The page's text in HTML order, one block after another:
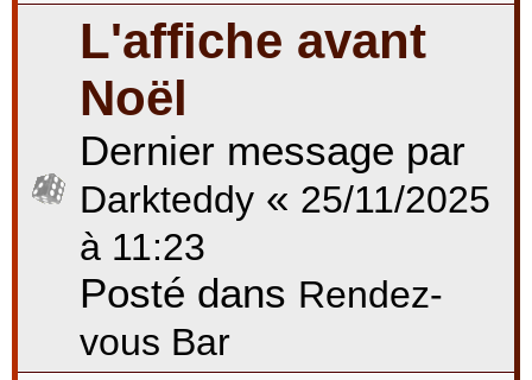
L'affiche avant
Noël
Dernier message par
Darkteddy « 25/11/2025
à 11:23
Posté dans Rendez-
vous Bar